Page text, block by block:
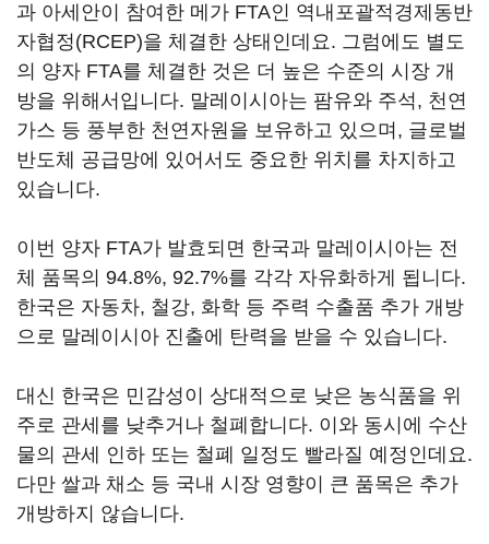
과 아세안이 참여한 메가 FTA인 역내포괄적경제동반
자협정(RCEP)을 체결한 상태인데요. 그럼에도 별도
의 양자 FTA를 체결한 것은 더 높은 수준의 시장 개
방을 위해서입니다. 말레이시아는 팜유와 주석, 천연
가스 등 풍부한 천연자원을 보유하고 있으며, 글로벌
반도체 공급망에 있어서도 중요한 위치를 차지하고
있습니다.
이번 양자 FTA가 발효되면 한국과 말레이시아는 전
체 품목의 94.8%, 92.7%를 각각 자유화하게 됩니다.
한국은 자동차, 철강, 화학 등 주력 수출품 추가 개방
으로 말레이시아 진출에 탄력을 받을 수 있습니다.
대신 한국은 민감성이 상대적으로 낮은 농식품을 위
주로 관세를 낮추거나 철폐합니다. 이와 동시에 수산
물의 관세 인하 또는 철폐 일정도 빨라질 예정인데요.
다만 쌀과 채소 등 국내 시장 영향이 큰 품목은 추가
개방하지 않습니다.